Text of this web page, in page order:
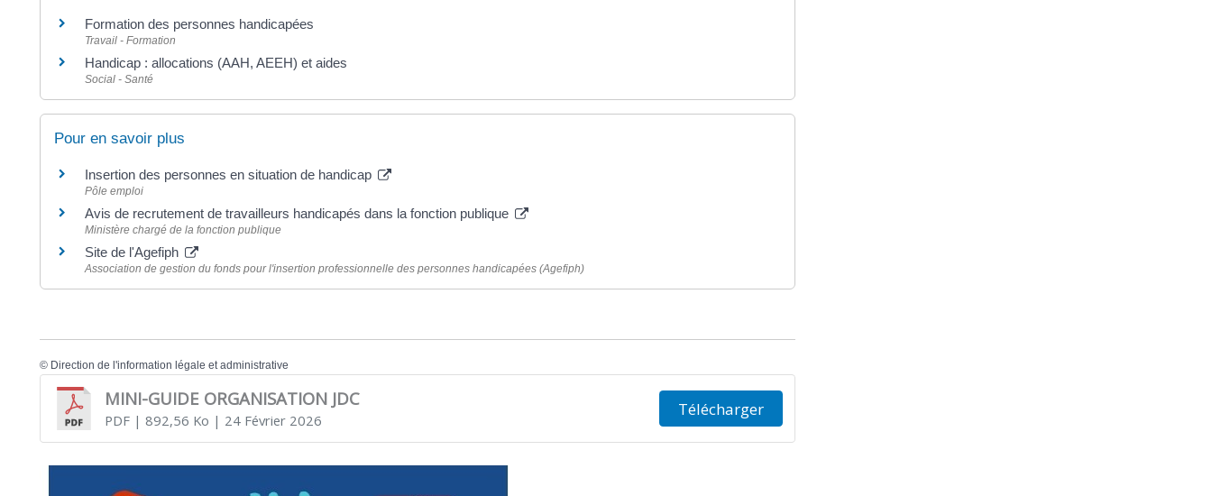
Formation des personnes handicapées
Travail - Formation
Handicap : allocations (AAH, AEEH) et aides
Social - Santé
Pour en savoir plus
Insertion des personnes en situation de handicap
Pôle emploi
Avis de recrutement de travailleurs handicapés dans la fonction publique
Ministère chargé de la fonction publique
Site de l'Agefiph
Association de gestion du fonds pour l'insertion professionnelle des personnes handicapées (Agefiph)
© Direction de l'information légale et administrative
MINI-GUIDE ORGANISATION JDC
PDF| 892,56 Ko | 24 Février 2026
Télécharger